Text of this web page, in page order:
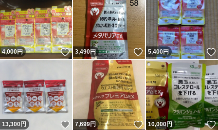
4,000円 いいね！
3,490円 いいね！
5,400円
13,300円 いいね！
7,699円 いいね！
10,000円